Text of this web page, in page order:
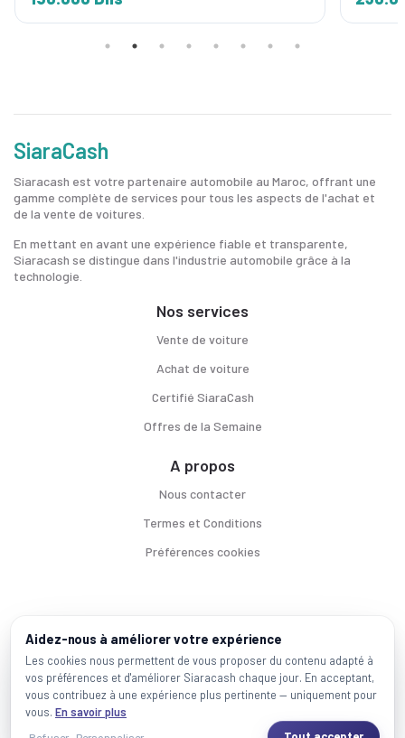
SiaraCash
Siaracash est votre partenaire automobile au Maroc, offrant une
gamme complète de services pour tous les aspects de l'achat et
de la vente de voitures.
En mettant en avant une expérience fiable et transparente,
Siaracash se distingue dans l'industrie automobile grâce à la
technologie.
Nos services
Vente de voiture
Achat de voiture
Certifié SiaraCash
Offres de la Semaine
A propos
Nous contacter
Termes et Conditions
Préférences cookies
Voitures par ville
Casablanca | | Mohammadia |Salé | |
Marques populaires
Mercedes| |Volkswagen | Renault Toyota Peugeot
Aidez-nous à améliorer votre expérience
Les cookies nous permettent de vous proposer du contenu adapté à
vos préférences et d'améliorer Siaracash chaque jour. En acceptant,
vous contribuez à une expérience plus pertinente — uniquement pour
vous. En savoir plus